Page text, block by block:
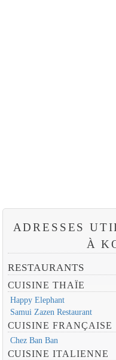
ADRESSES
À
RESTAURANTS
CUISINE THAÏE
Happy Elephant
Samui Zazen Restaurant
CUISINE FRANÇAISE
Chez Ban Ban
CUISINE ITALIENNE